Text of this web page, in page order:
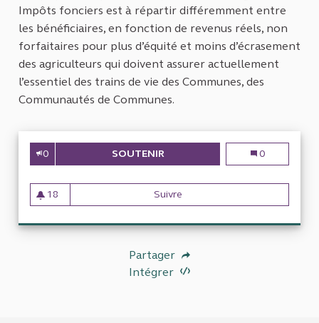
Impôts fonciers est à répartir différemment entre
les bénéficiaires, en fonction de revenus réels, non
forfaitaires pour plus d’équité et moins d’écrasement
des agriculteurs qui doivent assurer actuellement
l’essentiel des trains de vie des Communes, des
Communautés de Communes.
0 SOUTENIRRÉNOVATION DES IMPÔTS
Rénovation
0
18
18 abonnés
Suivre
Partager
Intégrer